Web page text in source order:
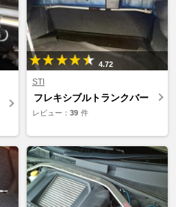
4.72
STI
フレキシブルトランクバー
レビュー： 39 件